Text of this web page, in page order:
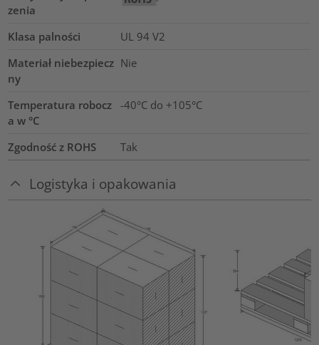
zenia
Klasa palności
UL 94 V2
Materiał niebezpiecz
ny
Nie
Temperatura robocz
a w °C
-40°C do +105°C
Zgodność z ROHS Tak
Logistyka i opakowania